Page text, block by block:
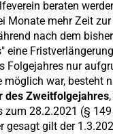
beraten
Monate mehr Zeit
nach dem
eine
Folgejahres nur
möglich war, besteht
des Zweitfolgejahres
zum 28.2.2021 (§
gesagt gilt der